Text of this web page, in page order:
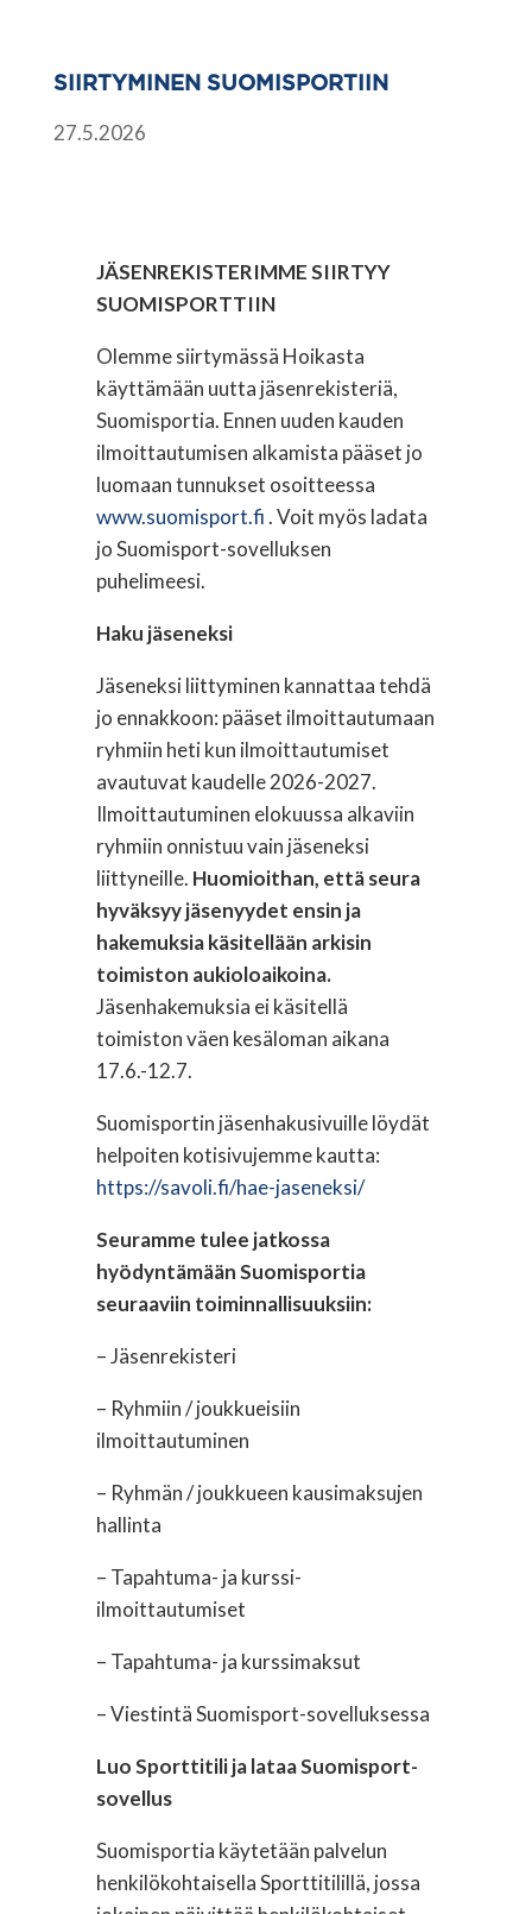
SIIRTYMINEN SUOMISPORTIIN
27.5.2026
JÄSENREKISTERIMME SIIRTYY
SUOMISPORTTIIN
Olemme siirtymässä Hoikasta
käyttämään uutta jäsenrekisteriä,
Suomisportia. Ennen uuden kauden
ilmoittautumisen alkamista pääset jo
luomaan tunnukset osoitteessa
www.suomisport.fi. Voit myös ladata
jo Suomisport-sovelluksen
puhelimeesi.
Haku jäseneksi
Jäseneksi liittyminen kannattaa tehdä
jo ennakkoon: pääset ilmoittautumaan
ryhmiin heti kun ilmoittautumiset
avautuvat kaudelle 2026-2027.
Ilmoittautuminen elokuussa alkaviin
ryhmiin onnistuu vain jäseneksi
liittyneille. Huomioithan, että seura
hyväksyy jäsenyydet ensin ja
hakemuksia käsitellään arkisin
toimiston aukioloaikoina.
Jäsenhakemuksia ei käsitellä
toimiston väen kesäloman aikana
17.6.-12.7.
Suomisportin jäsenhakusivuille löydät
helpoiten kotisivujemme kautta:
https://savoli.fi/hae-jaseneksi/
Seuramme tulee jatkossa
hyödyntämään Suomisportia
seuraaviin toiminnallisuuksiin:
– Jäsenrekisteri
– Ryhmiin / joukkueisiin
ilmoittautuminen
– Ryhmän / joukkueen kausimaksujen
hallinta
– Tapahtuma- ja kurssi-
ilmoittautumiset
– Tapahtuma- ja kurssimaksut
– Viestintä Suomisport-sovelluksessa
Luo Sporttitili ja lataa Suomisport-
sovellus
Suomisportia käytetään palvelun
henkilökohtaisella Sporttitilillä, jossa